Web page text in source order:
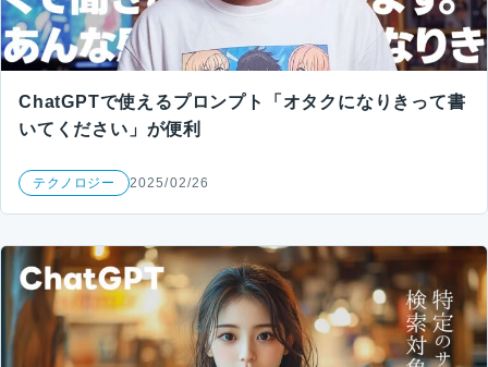
ChatGPTで使えるプロンプト「オタクになりきって書
いてください」が便利
テクノロジー 2025/02/26